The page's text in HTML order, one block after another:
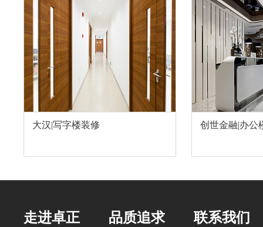
大汉|写字楼装修 创世金融|办公
走进卓正 品质追求 联系我们